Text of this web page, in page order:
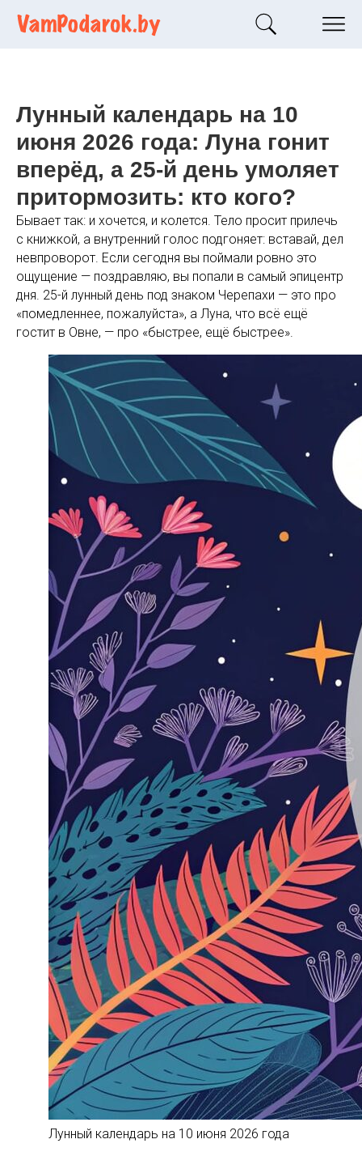
Лунный календарь на 10
июня 2026 года: Луна гонит
вперёд, а 25-й день умоляет
притормозить: кто кого?
Бывает так: и хочется, и колется. Тело просит прилечь
с книжкой, а внутренний голос подгоняет: вставай, дел
невпроворот. Если сегодня вы поймали ровно это
ощущение — поздравляю, вы попали в самый эпицентр
дня. 25-й лунный день под знаком Черепахи — это про
«помедленнее, пожалуйста», а Луна, что всё ещё
гостит в Овне, — про «быстрее, ещё быстрее».
Лунный календарь на 10 июня 2026 года